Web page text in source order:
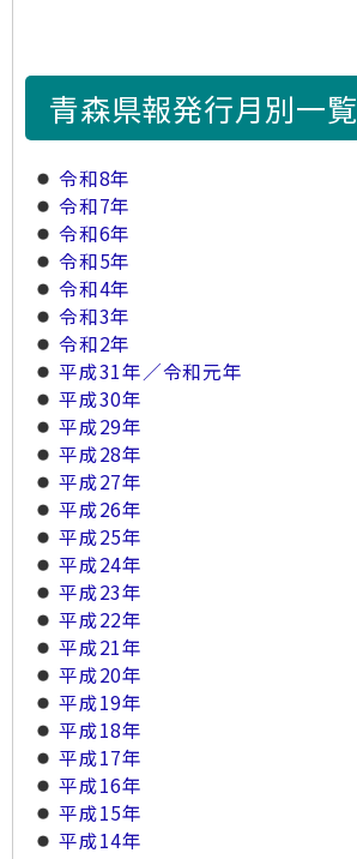
青森県報発行月別一覧
令和8年
令和7年
令和6年
令和5年
令和4年
令和3年
令和2年
平成31年／令和元年
平成30年
平成29年
平成28年
平成27年
平成26年
平成25年
平成24年
平成23年
平成22年
平成21年
平成20年
平成19年
平成18年
平成17年
平成16年
平成15年
平成14年